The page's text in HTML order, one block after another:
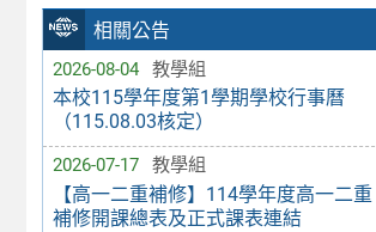
相關公告
2026-08-04 教學組
本校115學年度第1學期學校行事曆
（115.08.03核定）
2026-07-17 教學組
【高一二重補修】114學年度高一二重
補修開課總表及正式課表連結